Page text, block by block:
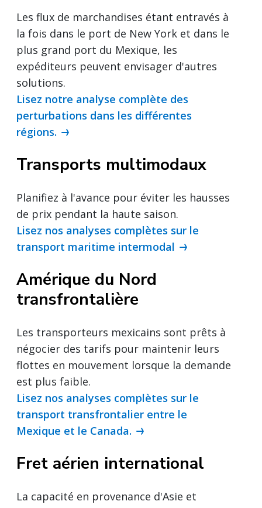
Les flux de marchandises étant entravés à
la fois dans le port de New York et dans le
plus grand port du Mexique, les
expéditeurs peuvent envisager d'autres
solutions.
Lisez notre analyse complète des
perturbations dans les différentes
régions.
Transports multimodaux
Planifiez à l'avance pour éviter les hausses
de prix pendant la haute saison.
Lisez nos analyses complètes sur le
transport maritime intermodal
Amérique du Nord
transfrontalière
Les transporteurs mexicains sont prêts à
négocier des tarifs pour maintenir leurs
flottes en mouvement lorsque la demande
est plus faible.
Lisez nos analyses complètes sur le
transport transfrontalier entre le
Mexique et le Canada.
Fret aérien international
La capacité en provenance d'Asie et